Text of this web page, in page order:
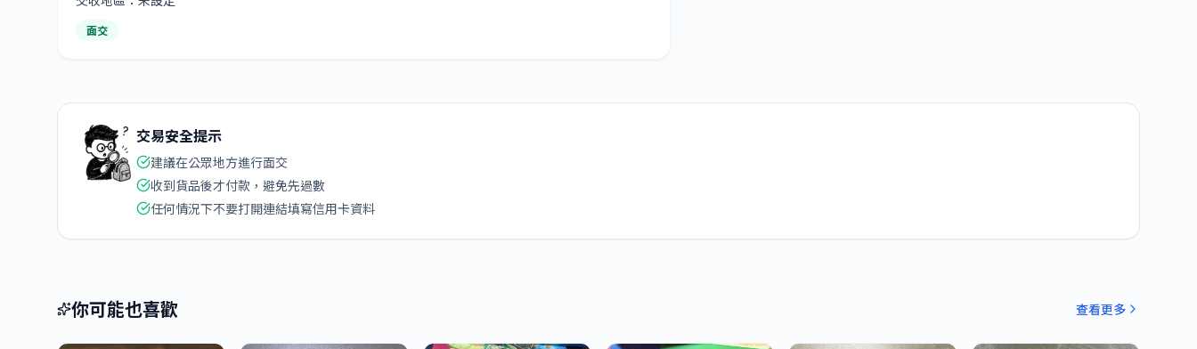
面交
交易安全提示
建議在公眾地方進行面交
收到貨品後才付款，避免先過數
任何情況下不要打開連結填寫信用卡資料
你可能也喜歡 查看更多